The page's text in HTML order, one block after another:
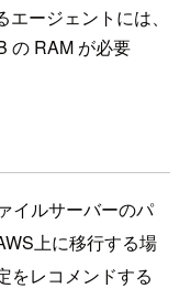
ージェントには、
の RAM が必要
イルサーバーのパ
上に移行する場
をレコメンドする